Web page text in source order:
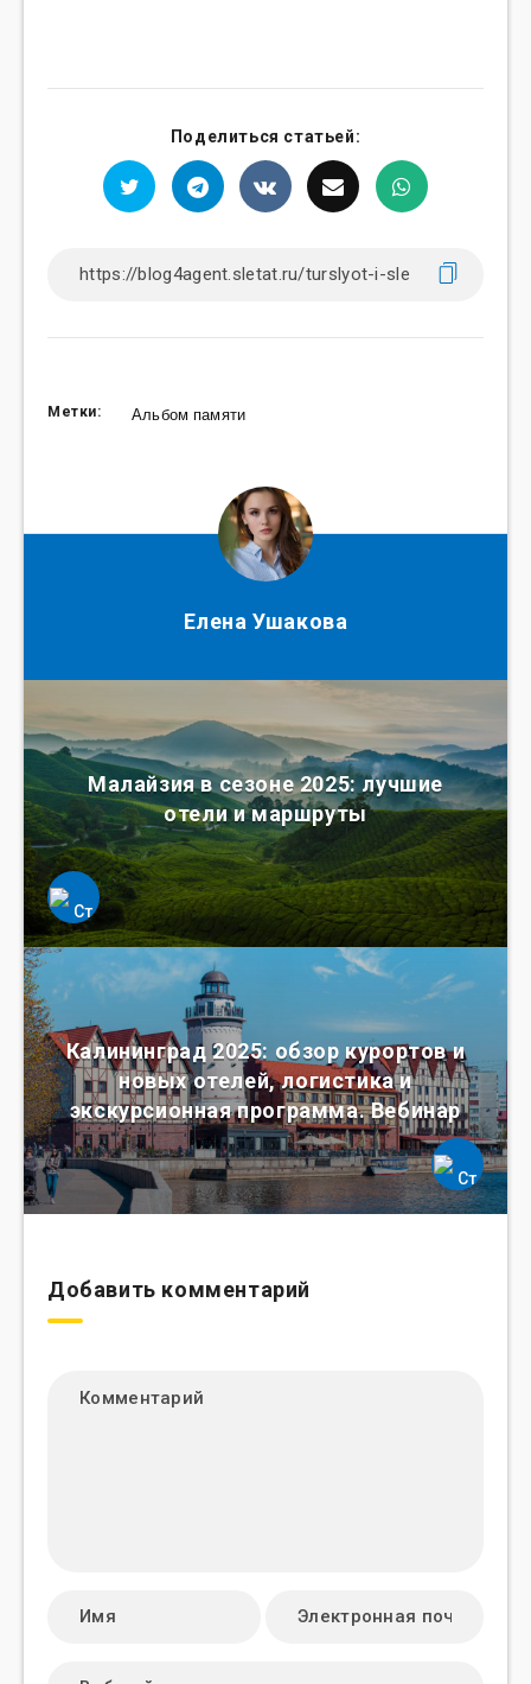
Поделиться статьей:
Метки: Альбом памяти
Елена Ушакова
Малайзия в сезоне 2025: лучшие
отели и маршруты
Калининград 2025: обзор курортов и
новых отелей, логистика и
экскурсионная программа. Вебинар
Добавить комментарий